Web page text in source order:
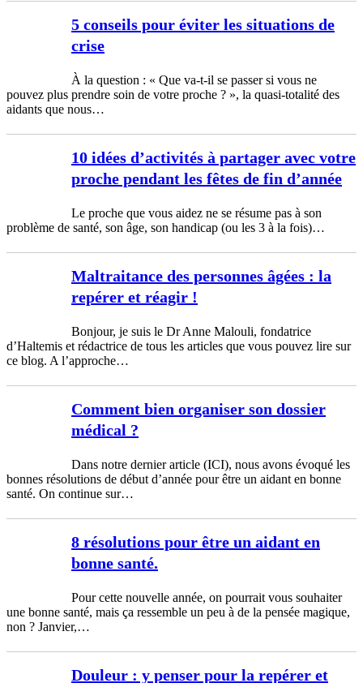
5 conseils pour éviter les situations de
crise
À la question : « Que va-t-il se passer si vous ne
pouvez plus prendre soin de votre proche ? », la quasi-totalité des
aidants que nous…
10 idées d’activités à partager avec votre
proche pendant les fêtes de fin d’année
Le proche que vous aidez ne se résume pas à son
problème de santé, son âge, son handicap (ou les 3 à la fois)…
Maltraitance des personnes âgées : la
repérer et réagir !
Bonjour, je suis le Dr Anne Malouli, fondatrice
d’Haltemis et rédactrice de tous les articles que vous pouvez lire sur
ce blog. A l’approche…
Comment bien organiser son dossier
médical ?
Dans notre dernier article (ICI), nous avons évoqué les
bonnes résolutions de début d’année pour être un aidant en bonne
santé. On continue sur…
8 résolutions pour être un aidant en
bonne santé.
Pour cette nouvelle année, on pourrait vous souhaiter
une bonne santé, mais ça ressemble un peu à de la pensée magique,
non ? Janvier,…
Douleur : y penser pour la repérer et